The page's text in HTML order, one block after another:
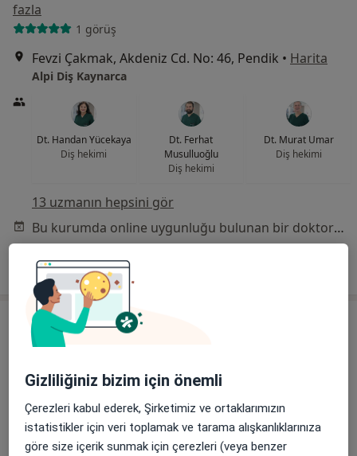
fazla
1 görüş
Fevzi Çakmak, Akdeniz Cd. No: 46, Pendik • Harita
Alpi Diş Kaynarca
Dt. Handan Yücekaya
Diş hekimi
Dt. Ferhat
Musulluoğlu
Diş hekimi
Dt. Murat Umar
Diş hekimi
13 uzmanın hepsini gör
Bu kurumda online uygunluğu bulunan bir doktor veya uzman bulunamadı
Profili Gör
Dt. Ece Torun Türkkan
Gizliliğiniz bizim için önemli
Çerezleri kabul ederek, Şirketimiz ve ortaklarımızın
istatistikler için veri toplamak ve tarama alışkanlıklarınıza
göre size içerik sunmak için çerezleri (veya benzer